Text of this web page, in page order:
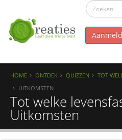
HOME ONTDEK QUIZZEN
TOT
UITKOMSTEN
Tot welke
Uitkomsten